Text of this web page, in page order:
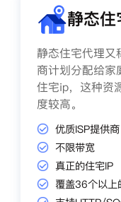
静态
静态住宅代理又
商计划分配给家
住宅ip，这种资
度较高。
优质ISP提供商
不限带宽
真正的住宅IP
覆盖36个以上